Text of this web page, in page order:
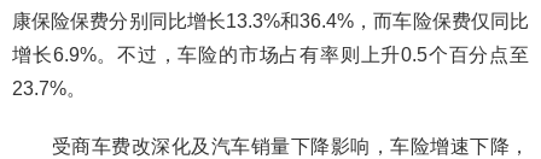
康保险保费分别同比增长13.3%和36.4%，而车险保费仅同比
增长6.9%。不过，车险的市场占有率则上升0.5个百分点至
23.7%。
受商车费改深化及汽车销量下降影响，车险增速下降，